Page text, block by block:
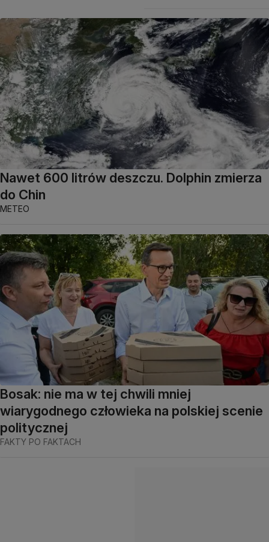
Nawet 600 litrów deszczu. Dolphin zmierza
do Chin
METEO
Bosak: nie ma w tej chwili mniej
wiarygodnego człowieka na polskiej scenie
politycznej
FAKTY PO FAKTACH